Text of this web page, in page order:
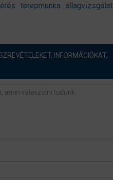
terepmunka
állagvizsgálat
INFORMÁCIÓKAT,